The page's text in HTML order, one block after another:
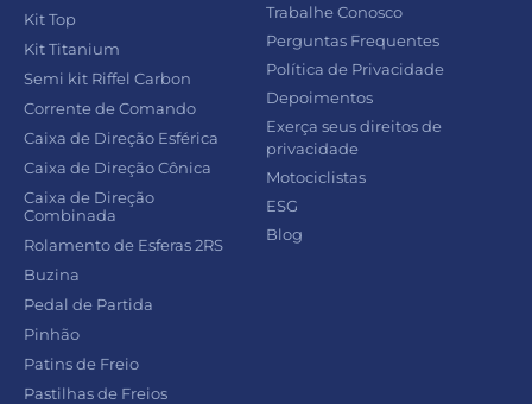
Kit Top
Kit Titanium
Semi kit Riffel Carbon
Corrente de Comando
Caixa de Direção Esférica
Caixa de Direção Cônica
Caixa de Direção
Combinada
Rolamento de Esferas 2RS
Buzina
Pedal de Partida
Pinhão
Patins de Freio
Pastilhas de Freios
Trabalhe Conosco
Perguntas Frequentes
Política de Privacidade
Depoimentos
Exerça seus direitos de
privacidade
Motociclistas
ESG
Blog